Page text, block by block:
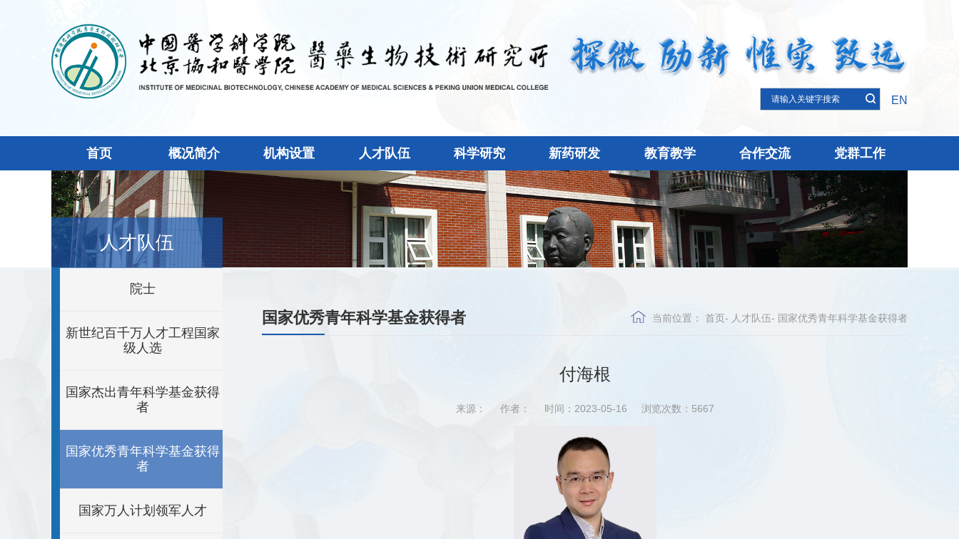
EN
首页 概况简介 机构设置 人才队伍 科学研究 新药研发 教育教学 合作交流 党群工作
人才队伍
院士
新世纪百千万人才工程国家
级人选
国家杰出青年科学基金获得
者
国家优秀青年科学基金获得
者
国家万人计划领军人才
国家优秀青年科学基金获得者 当前位置： 首页- 人才队伍- 国家优秀青年科学基金获得者
付海根
来源： 作者： 时间：2023-05-16 浏览次数： 5667